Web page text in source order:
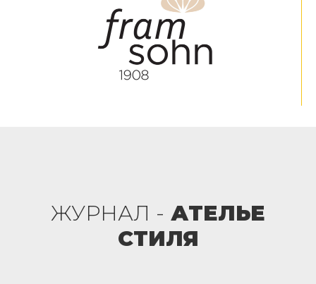
ЖУРНАЛ - АТЕЛЬЕ
СТИЛЯ